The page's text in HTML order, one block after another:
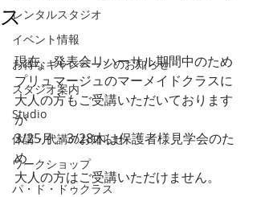
レンタルスタジオ
イベント情報
お得なキャンペーンのお知らせ
スタジオ案内
Studio
休講・代講のお知らせ
ワークショップ
パ・ド・ドゥクラス
ス
現在、発表会リハーサル期間中のため
プリュマージュのマーメイドクラスに
大人の方もご受講いただいております
が
3/25月・3/28木は保護者様見学会のた
め
大人の方はご受講いただけません。